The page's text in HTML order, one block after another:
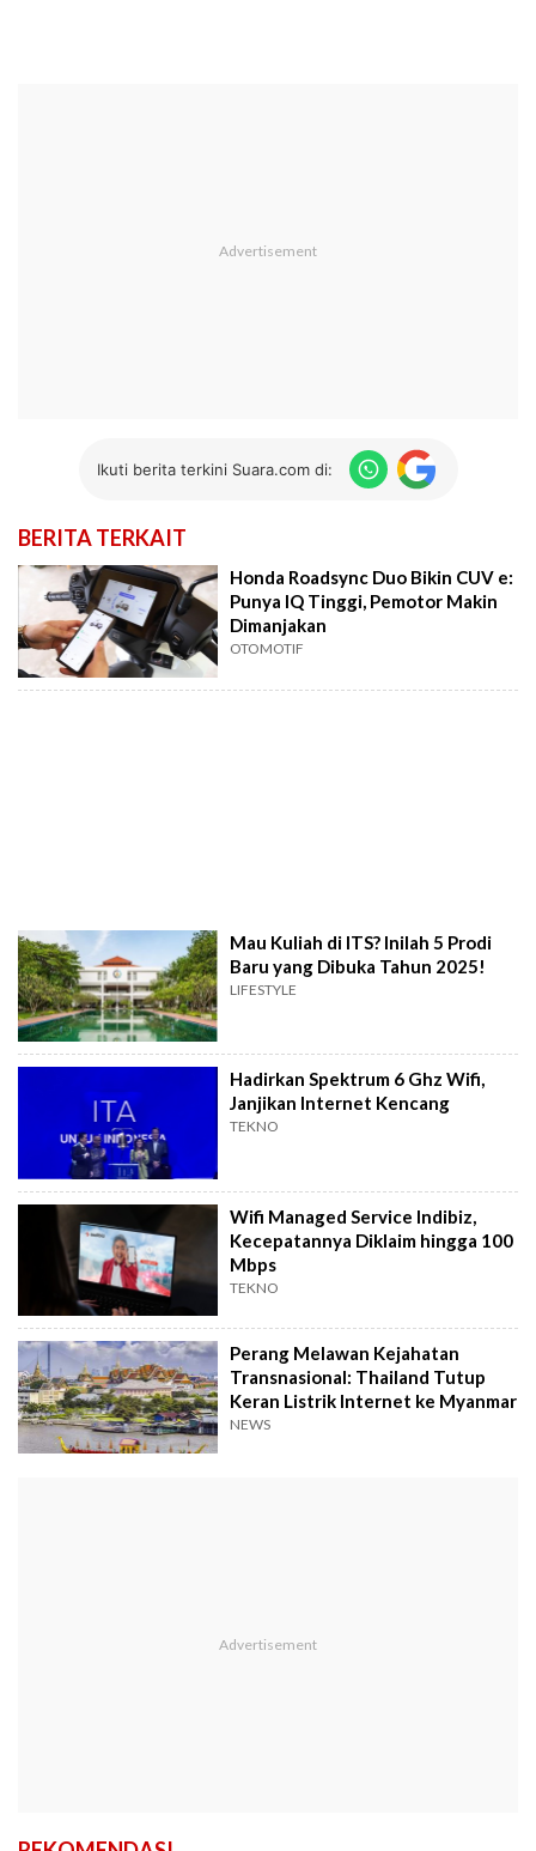
Ikuti berita terkini Suara.com di:
BERITA TERKAIT
Honda Roadsync Duo Bikin CUV e:
Punya IQ Tinggi, Pemotor Makin
Dimanjakan
OTOMOTIF
Mau Kuliah di ITS? Inilah 5 Prodi
Baru yang Dibuka Tahun 2025!
LIFESTYLE
Hadirkan Spektrum 6 Ghz Wifi,
Janjikan Internet Kencang
TEKNO
Wifi Managed Service Indibiz,
Kecepatannya Diklaim hingga 100
Mbps
TEKNO
Perang Melawan Kejahatan
Transnasional: Thailand Tutup
Keran Listrik Internet ke Myanmar
NEWS